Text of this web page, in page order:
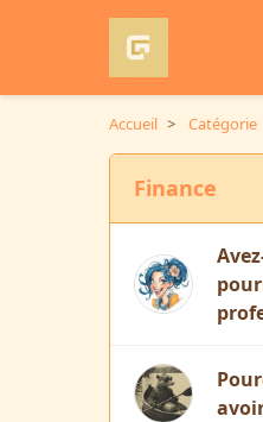
Accueil > Catégorie
Finance